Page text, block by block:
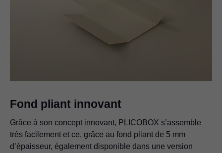
Fond pliant innovant
Grâce à son concept innovant, PLICOBOX s’assemble
très facilement et ce, grâce au fond pliant de 5 mm
d’épaisseur, également disponible dans une version